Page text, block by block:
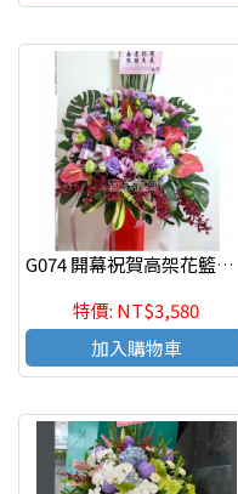
G074 開幕祝賀高架花籃、開幕藝術花籃 慶祝榮陞、開幕喬遷(一個)
特價: NT$3,580
加入購物車